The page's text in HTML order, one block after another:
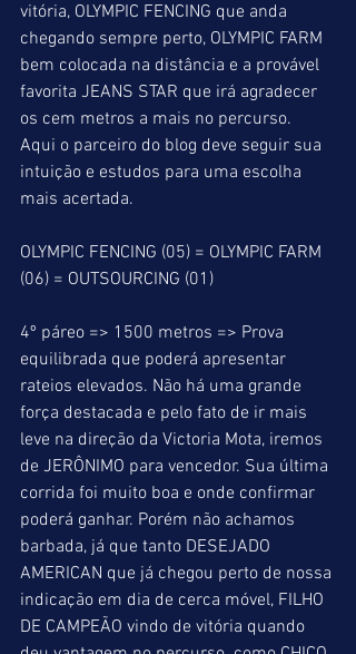
vitória, OLYMPIC FENCING que anda
chegando sempre perto, OLYMPIC FARM
bem colocada na distância e a provável
favorita JEANS STAR que irá agradecer
os cem metros a mais no percurso.
Aqui o parceiro do blog deve seguir sua
intuição e estudos para uma escolha
mais acertada.
OLYMPIC FENCING (05) = OLYMPIC FARM
(06) = OUTSOURCING (01)
4º páreo => 1500 metros => Prova
equilibrada que poderá apresentar
rateios elevados. Não há uma grande
força destacada e pelo fato de ir mais
leve na direção da Victoria Mota, iremos
de JERÔNIMO para vencedor. Sua última
corrida foi muito boa e onde confirmar
poderá ganhar. Porém não achamos
barbada, já que tanto DESEJADO
AMERICAN que já chegou perto de nossa
indicação em dia de cerca móvel, FILHO
DE CAMPEÃO vindo de vitória quando